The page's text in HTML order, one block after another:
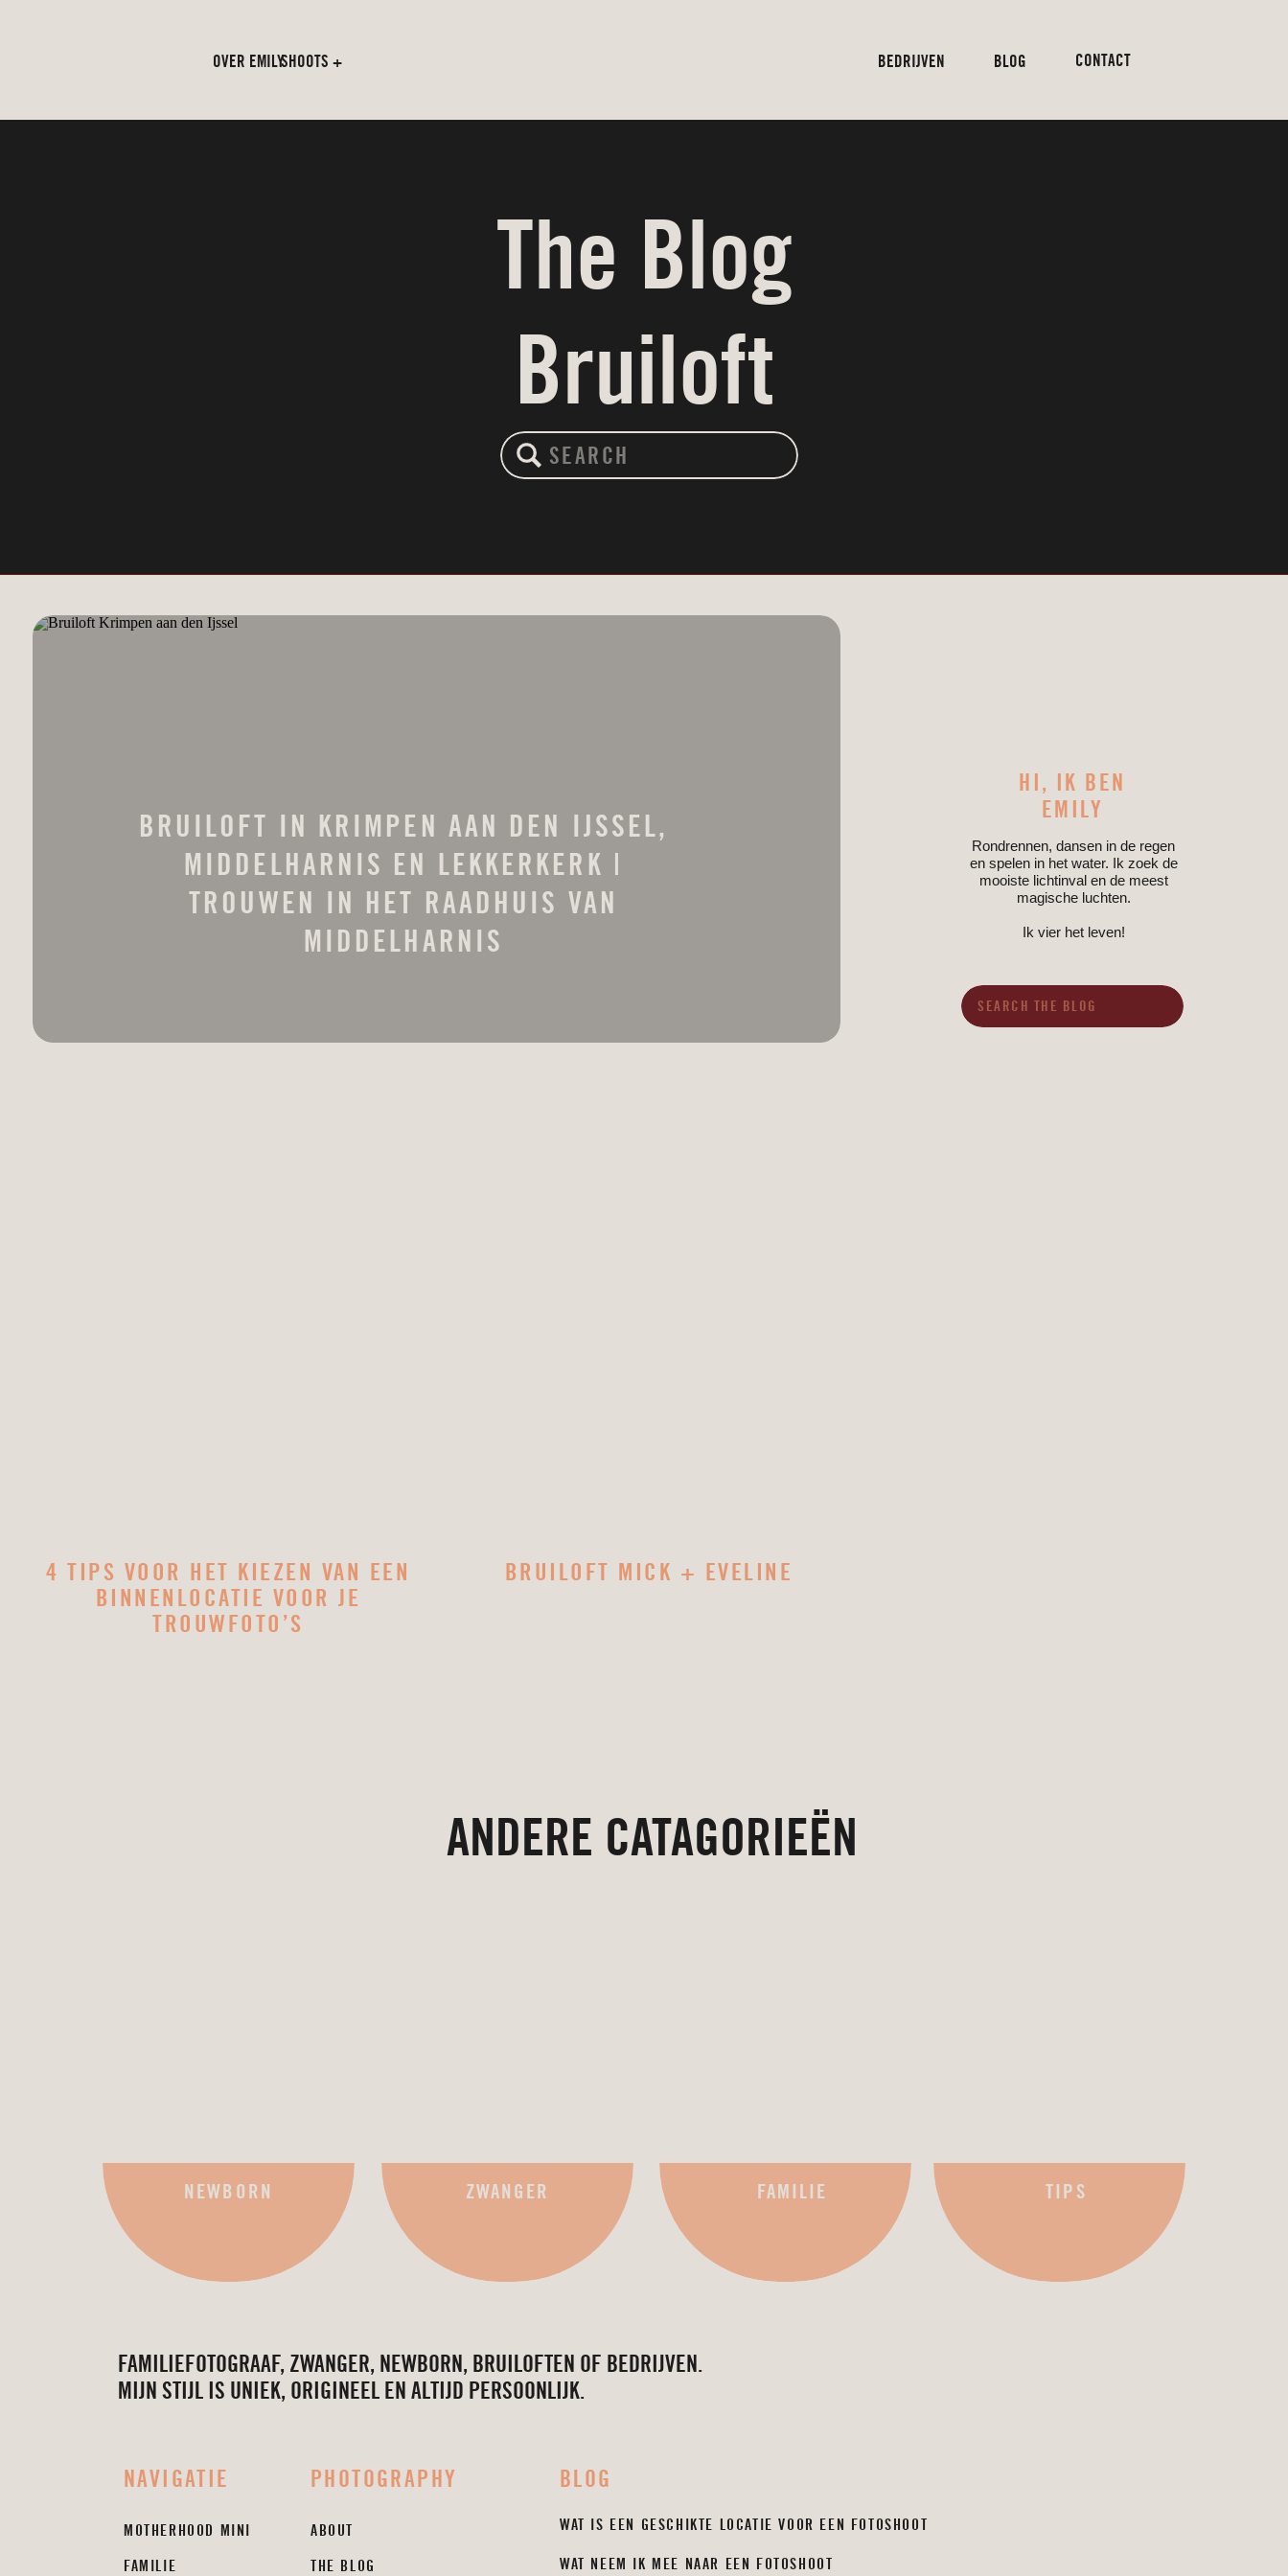
CONTACT
OVER EMILY BLOG
BEDRIJVEN
SHOOTS +
Search
for:
The Blog
Bruiloft
for:
HI, IK BEN
EMILY
Rondrennen, dansen in de regen
en spelen in het water. Ik zoek de
mooiste lichtinval en de meest
magische luchten.
Ik vier het leven!
BRUILOFT IN KRIMPEN AAN DEN IJSSEL,
MIDDELHARNIS EN LEKKERKERK |
TROUWEN IN HET RAADHUIS VAN
MIDDELHARNIS
4 TIPS VOOR HET KIEZEN VAN EEN
BINNENLOCATIE VOOR JE
TROUWFOTO’S
BRUILOFT MICK + EVELINE
FAMILIE
ZWANGER
NEWBORN
ANDERE CATAGORIEËN
TIPS
FAMILIEFOTOGRAAF, ZWANGER, NEWBORN, BRUILOFTEN OF BEDRIJVEN.
MIJN STIJL IS UNIEK, ORIGINEEL EN ALTIJD PERSOONLIJK.
NAVIGATIE PHOTOGRAPHY
ABOUT
THE BLOG
BLOG
WAT IS EEN GESCHIKTE LOCATIE VOOR EEN FOTOSHOOT
WAT NEEM IK MEE NAAR EEN FOTOSHOOT
FAMILIE
MOTHERHOOD MINI